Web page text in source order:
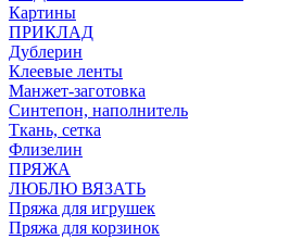
Картины
ПРИКЛАД
Дублерин
Клеевые ленты
Манжет-заготовка
Синтепон, наполнитель
Ткань, сетка
Флизелин
ПРЯЖА
ЛЮБЛЮ ВЯЗАТЬ
Пряжа для игрушек
Пряжа для корзинок